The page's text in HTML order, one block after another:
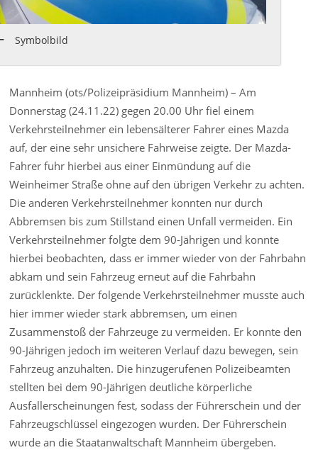
Symbolbild
Mannheim (ots/Polizeipräsidium Mannheim) – Am
Donnerstag (24.11.22) gegen 20.00 Uhr fiel einem
Verkehrsteilnehmer ein lebensälterer Fahrer eines Mazda
auf, der eine sehr unsichere Fahrweise zeigte. Der Mazda-
Fahrer fuhr hierbei aus einer Einmündung auf die
Weinheimer Straße ohne auf den übrigen Verkehr zu achten.
Die anderen Verkehrsteilnehmer konnten nur durch
Abbremsen bis zum Stillstand einen Unfall vermeiden. Ein
Verkehrsteilnehmer folgte dem 90-Jährigen und konnte
hierbei beobachten, dass er immer wieder von der Fahrbahn
abkam und sein Fahrzeug erneut auf die Fahrbahn
zurücklenkte. Der folgende Verkehrsteilnehmer musste auch
hier immer wieder stark abbremsen, um einen
Zusammenstoß der Fahrzeuge zu vermeiden. Er konnte den
90-Jährigen jedoch im weiteren Verlauf dazu bewegen, sein
Fahrzeug anzuhalten. Die hinzugerufenen Polizeibeamten
stellten bei dem 90-Jährigen deutliche körperliche
Ausfallerscheinungen fest, sodass der Führerschein und der
Fahrzeugschlüssel eingezogen wurden. Der Führerschein
wurde an die Staatanwaltschaft Mannheim übergeben.